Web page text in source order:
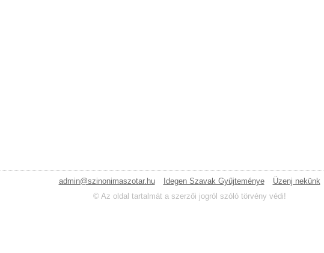
admin@szinonimaszotar.hu Idegen Szavak Gyűjteménye
Üzenj nekünk
© Az oldal tartalmát a szerzői jogról szóló törvény védi!